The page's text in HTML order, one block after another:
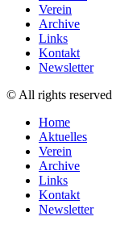
Verein
Archive
Links
Kontakt
Newsletter
© All rights reserved
Home
Aktuelles
Verein
Archive
Links
Kontakt
Newsletter